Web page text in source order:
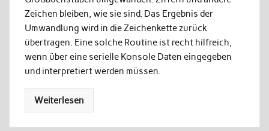
Zeichen bleiben, wie sie sind. Das Ergebnis der
Umwandlung wird in die Zeichenkette zurück
übertragen. Eine solche Routine ist recht hilfreich,
wenn über eine serielle Konsole Daten eingegeben
und interpretiert werden müssen.
Weiterlesen